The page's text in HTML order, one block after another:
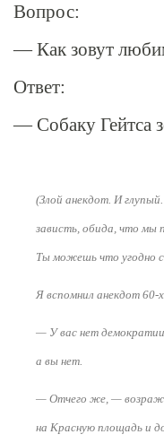
Вопрос:
— Как зовут
Ответ:
— Собаку Гейтса
(Злой анекдот. И
зависть, обида, что мы
Ты можешь что угодно
Я вспомнил анекдот 60-х
— У вас нет
а вы нет.
— Отчего же, —
на Красную площадь и